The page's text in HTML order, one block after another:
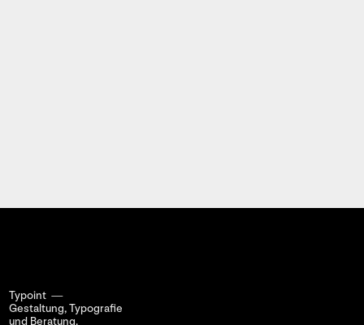
Typoint —
Gestaltung, Typografie
und Beratung.